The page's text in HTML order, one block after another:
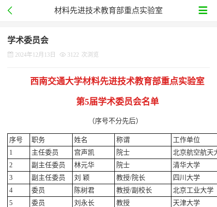
材料先进技术教育部重点实验室
学术委员会
2024年12月13日 3122 次浏览
西南交通大学材料先进技术教育部重点实验室
第5届学术委员会名单
（序号不分先后）
序号 职务 姓名 称谓
工作单位
1
主任委员 宫声凯 院士
北京航空航天
2
副主任委员 林元华 院士
清华大学
3
副主任委员 刘 颖 教授/院长
四川大学
4
委员 陈树君 教授/副校长
北京工业大学
5
委员 刘永长 教授
天津大学